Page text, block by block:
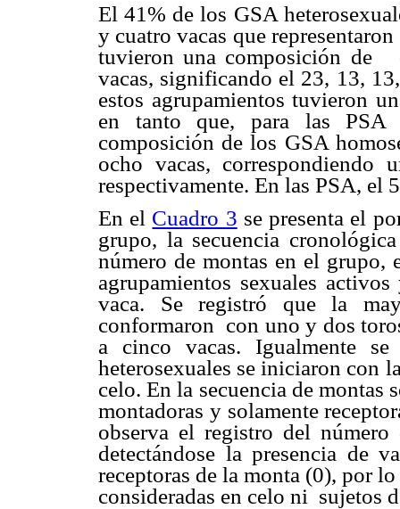
El 41% de los GSA
y cuatro vacas que representaron
tuvieron una composición de
vacas, significando el 23, 13,
estos agrupamientos tuvieron
en tanto que, para las PSA
composición de los GSA
ocho vacas,
respectivamente. En las PSA, el
En el Cuadro 3 se presenta el
grupo, la secuencia
número de montas en el grupo,
agrupamientos sexuales
vaca. Se registró que la
conformaron con uno y dos
a cinco vacas. Igualmente
heterosexuales se iniciaron con
celo. En la secuencia de montas
montadoras y solamente
observa el registro del
detectándose la presencia de
receptoras de la monta (0), por lo
consideradas en celo ni sujetos